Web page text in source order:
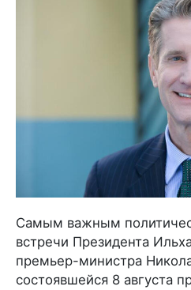
Самым важным
встречи Президента
премьер-министра
состоявшейся 8 августа